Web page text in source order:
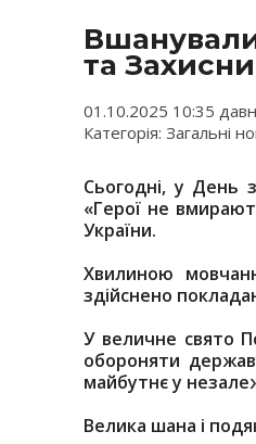
та
01.10.2025 10:35
Категорія: Загальні
Сьогодні, у День
«Герої не
України.
Хвилиною
здійснено
У величне свято
обороняти
майбутнє у
Велика шана і